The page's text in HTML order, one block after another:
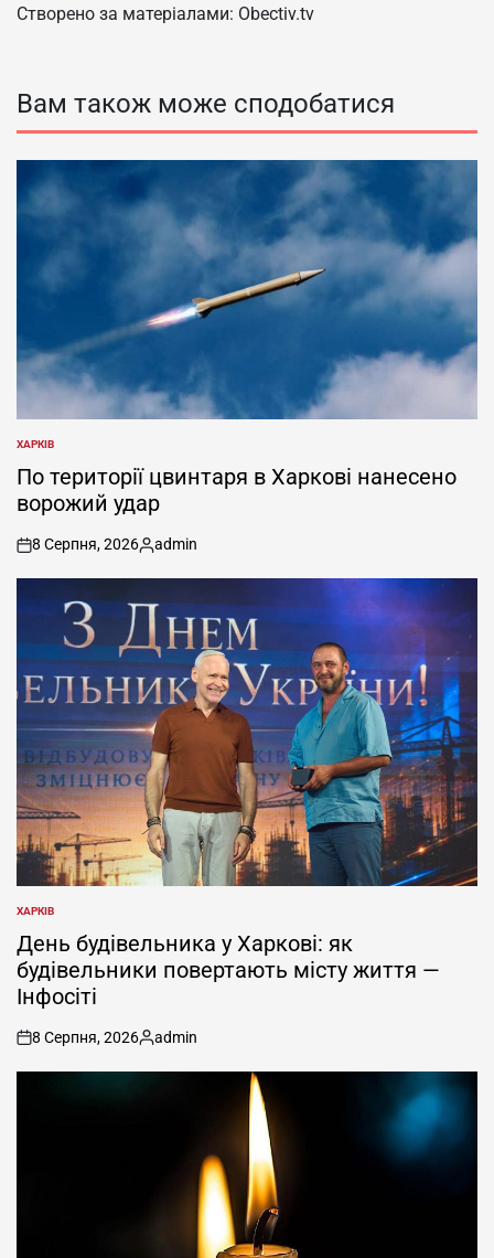
Створено за матеріалами: Obectiv.tv
Вам також може сподобатися
ОПУБЛІКУВАТИ
У
ХАРКІВ
По території цвинтаря в Харкові нанесено
ворожий удар
on
8 Серпня, 2026
Опубліковано
admin
ОПУБЛІКУВАТИ
У
ХАРКІВ
День будівельника у Харкові: як
будівельники повертають місту життя —
Інфосіті
on
8 Серпня, 2026
Опубліковано
admin